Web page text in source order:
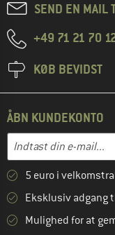
SEND EN MAIL
+49 71 21 70
KØB BEVIDST
ÅBN KUNDEKONTO
E-mail-adresse
Indtast din e-
5 euro i
Eksklusiv adgang
Mulighed for at